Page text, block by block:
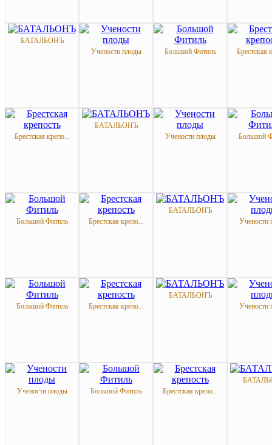
БАТАЛЬОНЪ
Учености плоды
Большой Фитиль Брестская
Брестская крепо...
БАТАЛЬОНЪ
Учености плоды
Большой
Большой Фитиль Брестская крепо...
БАТАЛЬОНЪ
Учености
Большой Фитиль Брестская крепо...
БАТАЛЬОНЪ
Учености
Учености плоды Большой Фитиль Брестская крепо...